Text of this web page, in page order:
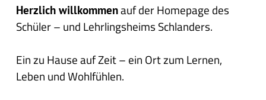
Herzlich willkommenauf der Homepage des
Schüler – und Lehrlingsheims Schlanders.
Ein zu Hause auf Zeit – ein Ort zum Lernen,
Leben und Wohlfühlen.